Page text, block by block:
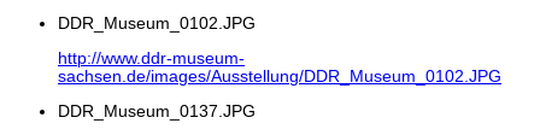
DDR_Museum_0102.JPG
http://www.ddr-museum-
sachsen.de/images/Ausstellung/DDR_Museum_0102.JPG
DDR_Museum_0137.JPG